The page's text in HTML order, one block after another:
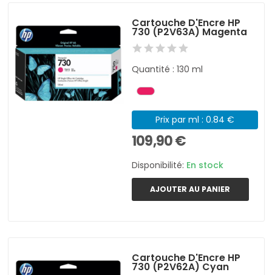
Cartouche D'Encre HP
730 (P2V63A) Magenta
Quantité : 130 ml
Prix par ml : 0.84 €
109,90 €
Disponibilité: En stock
AJOUTER AU PANIER
Cartouche D'Encre HP
730 (P2V62A) Cyan